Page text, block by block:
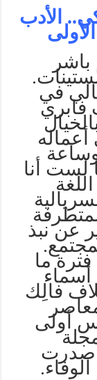
الأدب
باشر
في
فابري
بالخيال
أعماله
مقطوعة 1935، وساعة
1938، وأنا لست أنا
عن نبذ
ما
أسماء
فالِك
أولى
في مجلة
صدرت